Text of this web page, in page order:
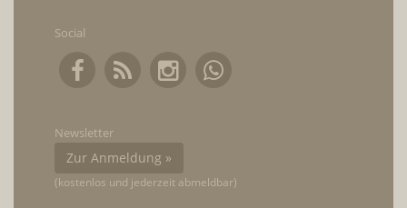
Social
Newsletter
Zur Anmeldung »
(kostenlos und jederzeit abmeldbar)